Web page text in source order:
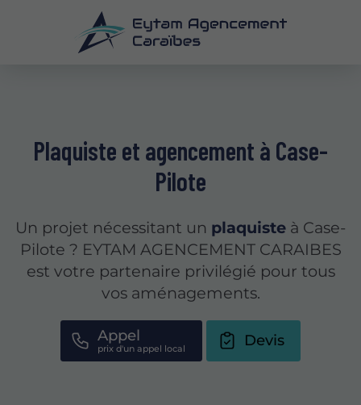
Plaquiste et agencement à Case-
Pilote
Un projet nécessitant un plaquiste à Case-
Pilote ? EYTAM AGENCEMENT CARAIBES
est votre partenaire privilégié pour tous
vos aménagements.
Appel Devis